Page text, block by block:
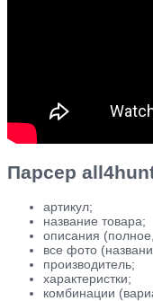
Парсер
артикул;
название товара;
описания
все фото
производитель;
характеристки;
комбинации